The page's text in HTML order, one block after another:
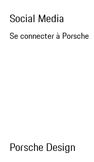
Social Media
Se connecter à Porsche
Porsche Design